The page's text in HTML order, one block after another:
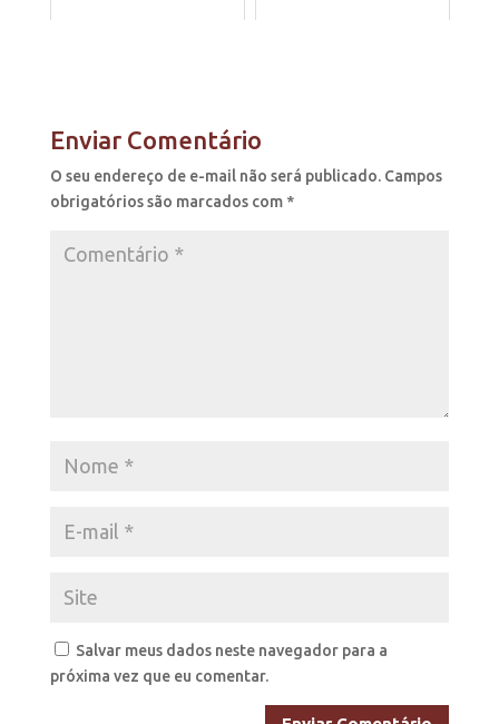
Enviar Comentário
O seu endereço de e-mail não será publicado. Campos
obrigatórios são marcados com *
Salvar meus dados neste navegador para a
próxima vez que eu comentar.